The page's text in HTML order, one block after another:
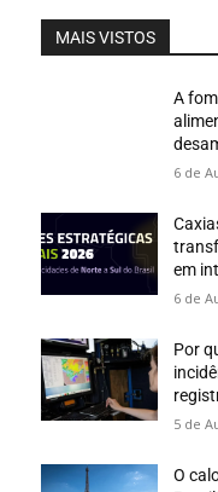
MAIS VISTOS
A
6 de
em
6 de
Por
5 de
O